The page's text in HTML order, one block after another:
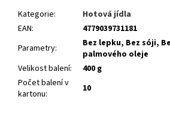
Kategorie:
Hotová jídla
EAN:
4779039731181
Parametry:
Bez lepku, Bez sóji,
palmového oleje
Velikost balení:
400 g
Počet balení v
kartonu: 10